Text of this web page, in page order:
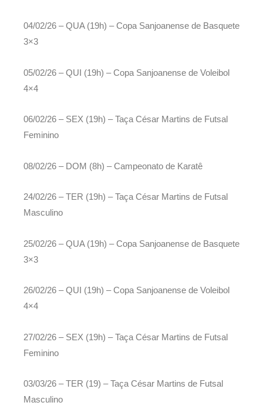
04/02/26 – QUA (19h) – Copa Sanjoanense de Basquete
3×3
05/02/26 – QUI (19h) – Copa Sanjoanense de Voleibol
4×4
06/02/26 – SEX (19h) – Taça César Martins de Futsal
Feminino
08/02/26 – DOM (8h) – Campeonato de Karatê
24/02/26 – TER (19h) – Taça César Martins de Futsal
Masculino
25/02/26 – QUA (19h) – Copa Sanjoanense de Basquete
3×3
26/02/26 – QUI (19h) – Copa Sanjoanense de Voleibol
4×4
27/02/26 – SEX (19h) – Taça César Martins de Futsal
Feminino
03/03/26 – TER (19) – Taça César Martins de Futsal
Masculino